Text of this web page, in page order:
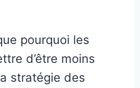
pourquoi les
d’être moins
stratégie des